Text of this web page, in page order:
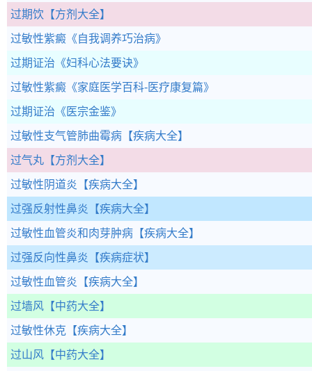
过期饮 【方剂大全】
过敏性紫癜 《自我调养巧治病》
过期证治 《妇科心法要诀》
过敏性紫癜 《家庭医学百科-医疗康复篇》
过期证治 《医宗金鉴》
过敏性支气管肺曲霉病 【疾病大全】
过气丸 【方剂大全】
过敏性阴道炎 【疾病大全】
过强反射性鼻炎 【疾病大全】
过敏性血管炎和肉芽肿病 【疾病大全】
过强反向性鼻炎 【疾病症状】
过敏性血管炎 【疾病大全】
过墙风 【中药大全】
过敏性休克 【疾病大全】
过山风 【中药大全】